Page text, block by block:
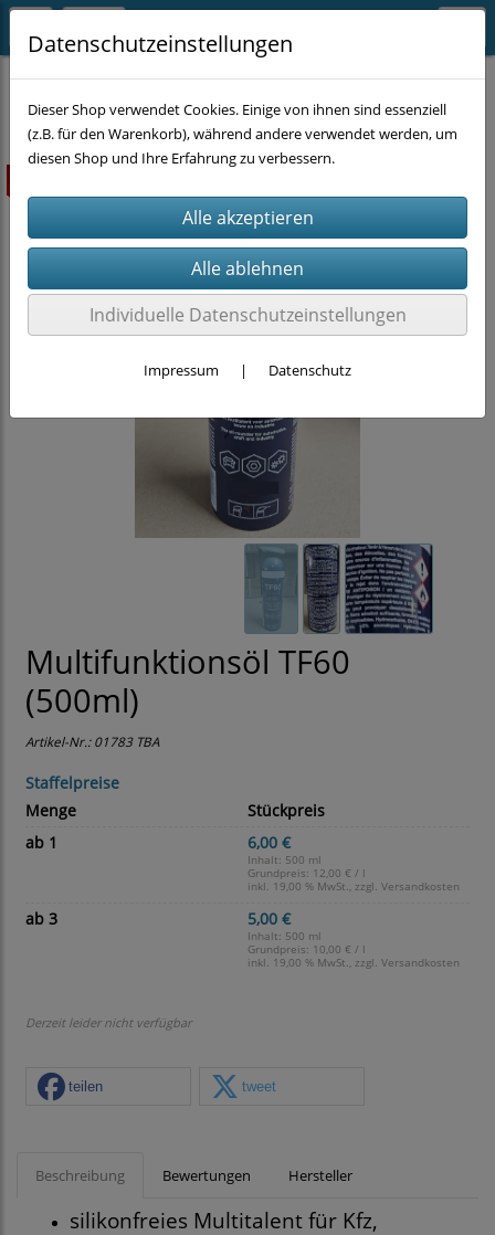
CHEMIE KFZ-Chemie
Multifunktionsöl TF60
(500ml)
Artikel-Nr.:01783 TBA
Staffelpreise
Menge
Stückpreis
ab 1
6,00 €
Inhalt: 500 ml
Grundpreis: 12,00 € / l
inkl. 19,00 % MwSt., zzgl. Versandkosten
ab 3 5,00 €
Inhalt: 500 ml
Grundpreis: 10,00 € / l
inkl. 19,00 % MwSt., zzgl. Versandkosten
Derzeit leider nicht verfügbar
teilen tweet
Beschreibung Bewertungen Hersteller
silikonfreies Multitalent für Kfz,
Datenschutzeinstellungen
Dieser Shop verwendet Cookies. Einige von ihnen sind essenziell
(z.B. für den Warenkorb), während andere verwendet werden, um
diesen Shop und Ihre Erfahrung zu verbessern.
Individuelle Datenschutzeinstellungen
Impressum | Datenschutz